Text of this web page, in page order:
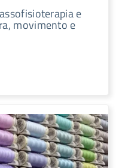
e
movimento e